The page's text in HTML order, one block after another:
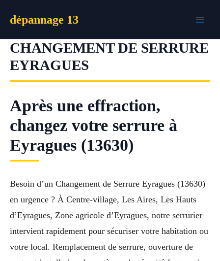
dépannage 13
CHANGEMENT DE SERRURE
EYRAGUES
Après une effraction,
changez votre serrure à
Eyragues (13630)
Besoin d’un Changement de Serrure Eyragues (13630)
en urgence ? À Centre-village, Les Aires, Les Hauts
d’Eyragues, Zone agricole d’Eyragues, notre serrurier
intervient rapidement pour sécuriser votre habitation ou
votre local. Remplacement de serrure, ouverture de